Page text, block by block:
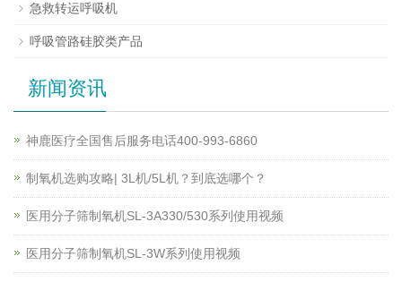
急救转运呼吸机
呼吸管路硅胶类产品
新闻资讯
神鹿医疗全国售后服务电话400-993-6860
制氧机选购攻略| 3L机/5L机？到底选哪个？
医用分子筛制氧机SL-3A330/530系列使用视频
医用分子筛制氧机SL-3W系列使用视频